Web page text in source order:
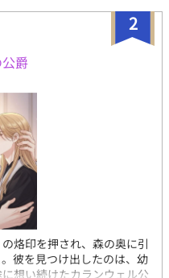
れ、処刑場へ向かうものだ
。 狼狽するフィリの元へ現
ア色の瞳を持つヴァシリス
い子供であり、未成年と婚
縁談の持ち込みから婚儀ま
には第二王子であるジャミ
2
爵
烙印を押され、森の奥に引
彼を見つけ出したのは、幼
想い続けたカランウェル公